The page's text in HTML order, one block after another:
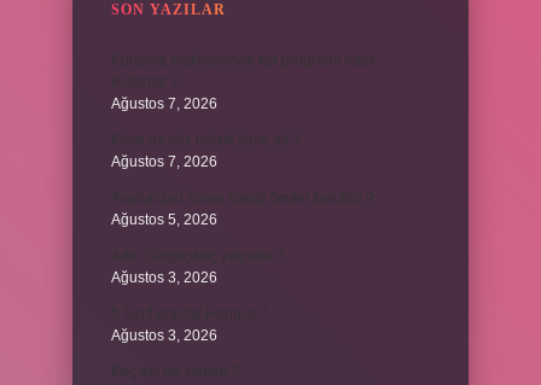
SON YAZILAR
Kurutma makinesinde kot programı nasıl
Ağustos 7, 2026
Ağustos 7, 2026
Ağustos 5, 2026
Ağustos 3, 2026
Ağustos 3, 2026